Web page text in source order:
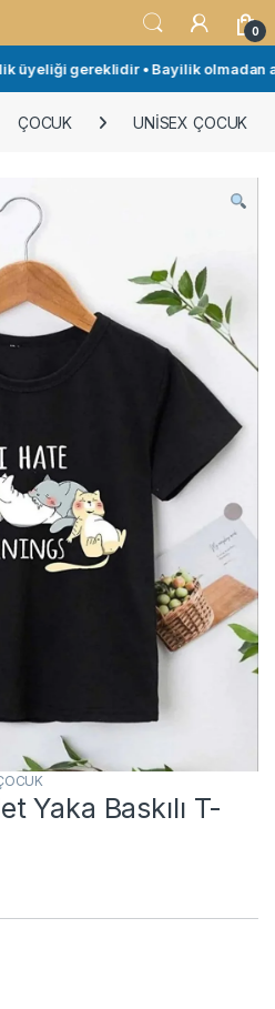
0
gereklidir • Bayilik olmadan
ÇOCUK UNİSEX ÇOCUK
Yaka Baskılı T-